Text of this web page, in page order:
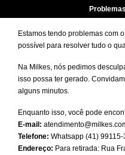
Estamos tendo problemas com
possível para resolver tudo o
Na Milkes, nós pedimos
isso possa ter gerado.
alguns minutos.
Enquanto isso, você pode
E-mail:
Telefone: Whatsapp (41)
Endereço: Para retirada: Rua